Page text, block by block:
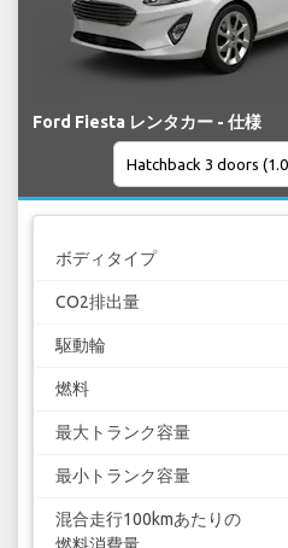
Ford Fiesta レンタカー - 仕様
ボディタイプ
CO2排出量
駆動輪
燃料
最大トランク容量
最小トランク容量
混合走行100kmあたりの
燃料消費量